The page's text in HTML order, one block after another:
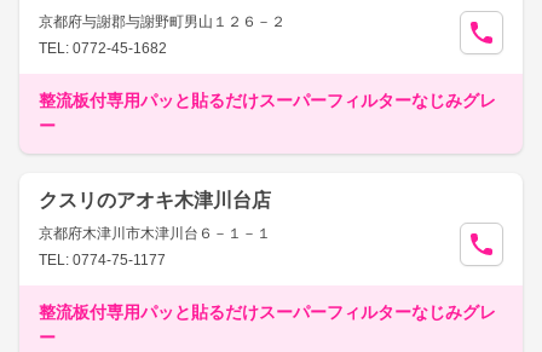
京都府与謝郡与謝野町男山１２６－２
TEL: 0772-45-1682
整流板付専用パッと貼るだけスーパーフィルターなじみグレ
ー
クスリのアオキ木津川台店
京都府木津川市木津川台６－１－１
TEL: 0774-75-1177
整流板付専用パッと貼るだけスーパーフィルターなじみグレ
ー